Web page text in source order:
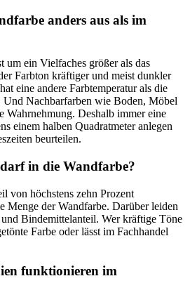
anders aus als im
um ein Vielfaches größer als das
Farbton kräftiger und meist dunkler
eine andere Farbtemperatur als die
Nachbarfarben wie Boden, Möbel
Wahrnehmung. Deshalb immer eine
einem halben Quadratmeter anlegen
beurteilen.
in die Wandfarbe?
von höchstens zehn Prozent
Menge der Wandfarbe. Darüber leiden
Bindemittelanteil. Wer kräftige Töne
Farbe oder lässt im Fachhandel
funktionieren im